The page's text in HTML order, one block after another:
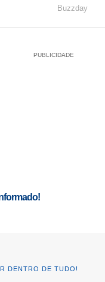
PUBLICIDADE
DENTRO DE TUDO!